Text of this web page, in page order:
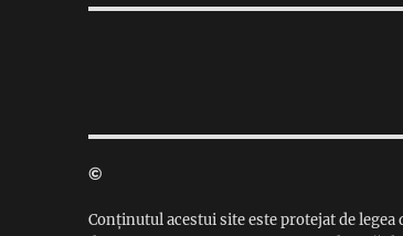
©
Conținutul acestui site este protejat de